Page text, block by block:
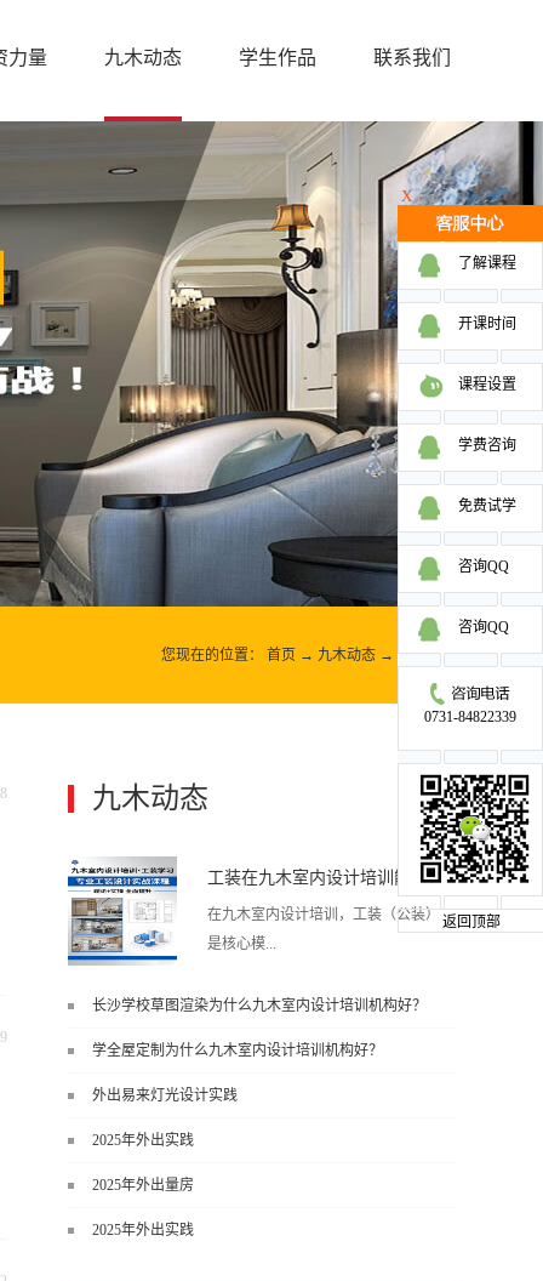
力量 九木动态 学生作品 联系我们
您现在的位置： 首页 → 九木动态 → 九木动态
九木动态 更多>>
工装在九木室内设计培训能学到东西吗?
在九木室内设计培训，工装（公装）
是核心模...
直接用于工作的东西，不是泛泛而
谈，而是从规范、软件、材料、施工
长沙学校草图渲染为什么九木室内设计培训机构好？
学全屋定制为什么九木室内设计培训机构好？
外出易来灯光设计实践
2025年外出实践
2025年外出量房
2025年外出实践
X
了解课程
开课时间
课程设置
学费咨询
免费试学
咨询QQ
咨询QQ
0731-84822339
返回顶部